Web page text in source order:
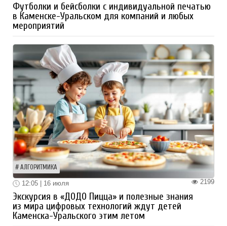
Футболки и бейсболки с индивидуальной печатью
в Каменске-Уральском для компаний и любых
мероприятий
АЛГОРИТМИКА
2199
12:05 | 16 июля
Экскурсия в «ДОДО Пицца» и полезные знания
из мира цифровых технологий ждут детей
Каменска-Уральского этим летом